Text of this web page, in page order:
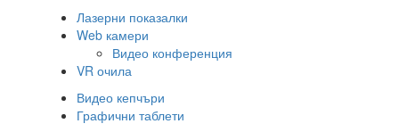
Лазерни показалки
Web камери
Видео конференция
VR очила
Видео кепчъри
Графични таблети